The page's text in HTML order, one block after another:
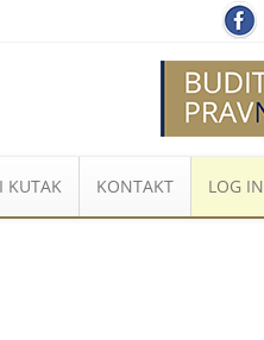
KUTAK KONTAKT LOG IN